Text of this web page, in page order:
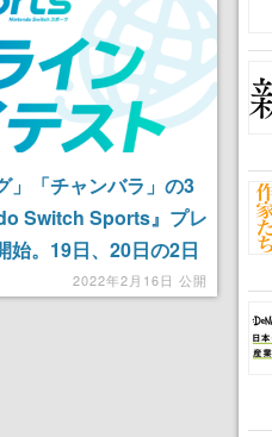
」「チャンバラ」の3
Switch Sports』プレ
始。19日、20日の2日
2022年2月16日 公開